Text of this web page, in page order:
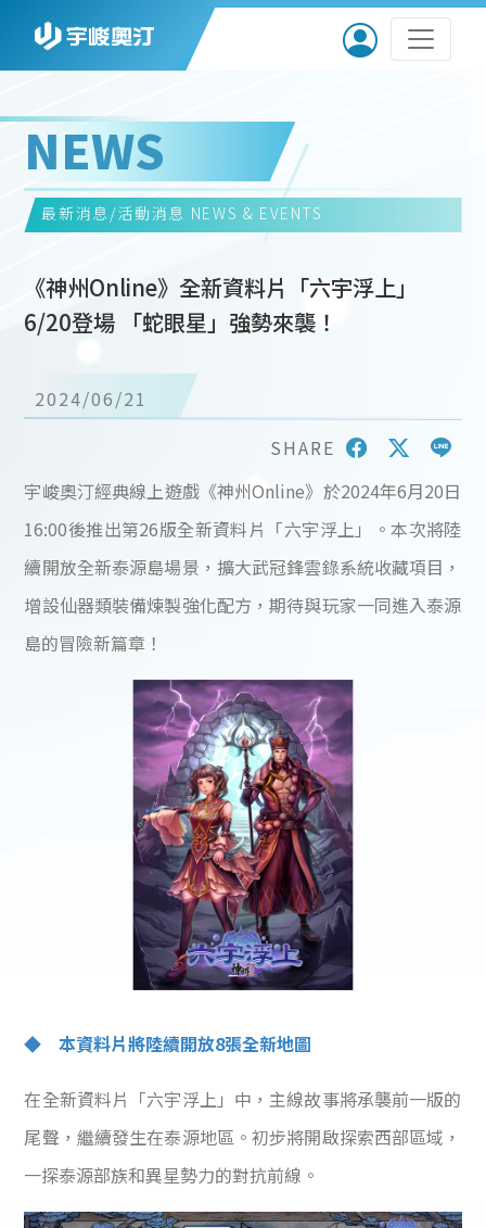
NEWS
最新消息/活動消息 NEWS & EVENTS
《神州Online》全新資料片「六宇浮上」
6/20登場 「蛇眼星」強勢來襲！
2024/06/21
SHARE
宇峻奧汀經典線上遊戲《神州Online》於2024年6月20日
16:00後推出第26版全新資料片「六宇浮上」。本次將陸
續開放全新泰源島場景，擴大武冠鋒雲錄系統收藏項目，
增設仙器類裝備煉製強化配方，期待與玩家一同進入泰源
島的冒險新篇章！
◆ 本資料片將陸續開放8張全新地圖
在全新資料片「六宇浮上」中，主線故事將承襲前一版的
尾聲，繼續發生在泰源地區。初步將開啟探索西部區域，
一探泰源部族和異星勢力的對抗前線。